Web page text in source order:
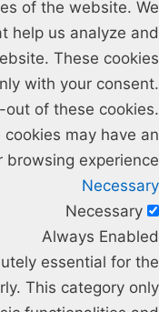
of the website. We
help us analyze and
These cookies
with your consent.
of these cookies.
may have an
experience.
Necessary
Necessary
Always Enabled
essential for the
This category only